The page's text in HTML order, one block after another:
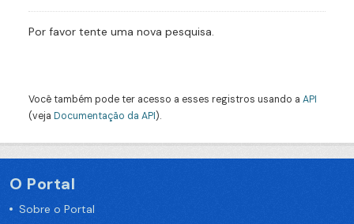
Por favor tente uma nova pesquisa.
Você também pode ter acesso a esses registros usando a API
(veja Documentação da API).
O Portal
Sobre o Portal